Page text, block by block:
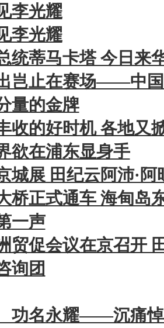
李光耀
李光耀
统蒂马卡塔 今日来
岂止在赛场——中
量的金牌
收的好时机 各地又
欲在浦东显身手
城展 田纪云阿沛·
桥正式通车 海甸岛
一声
贸促会议在京召开
询团
功名永耀——沉痛悼